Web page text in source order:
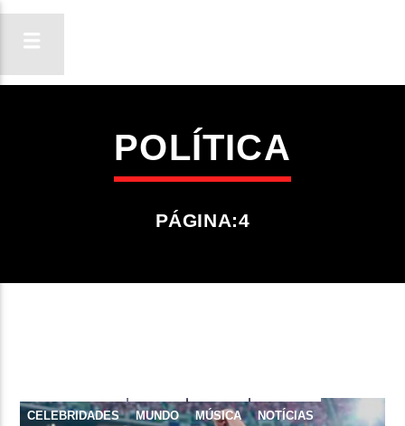
ON FM
LIGA-TE
POLÍTICA
PÁGINA:4
CELEBRIDADES MUNDO MÚSICA NOTÍCIAS